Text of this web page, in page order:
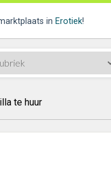
in Erotiek!
te huur